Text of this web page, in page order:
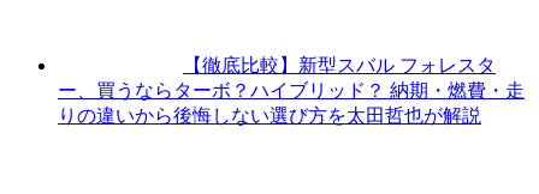
【徹底比較】新型スバル フォレスタ
ー、買うならターボ？ハイブリッド？ 納期・燃費・走
りの違いから後悔しない選び方を太田哲也が解説